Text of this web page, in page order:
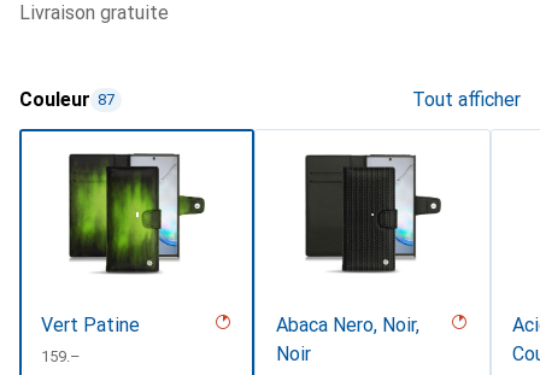
livraison gratuite
Couleur 87 Tout afficher
Vert Patine
CHF
159.–
Abaca Nero, Noir,
Noir